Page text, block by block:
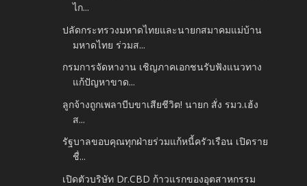
ไก...
ปลัดกระทรวงมหาดไทยและนายกสมาคมแม่บ้าน
มหาดไทย ร่วมส...
กรมการจัดหางาน เชิญภาคเอกชนรับฟังแนวทาง
แก้ปัญหาขาด...
ลูกจ้างถูกเพลาบีบขาเสียชีวิต! นายก สั่ง รมว.เฮ้ง
ส...
รัฐบาลขอบคุณทุกฝ่ายร่วมแก้หนี้ครัวเรือน เปิดราย
ชื่...
เปิดตัวบริษัท Dr.CBD ก้าวแรกของอุตสาหกรรม